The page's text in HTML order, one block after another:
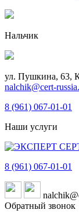
Нальчик
ул. Пушкина, 63,
nalchik@cert-
8 (961) 067-01-01
Наши услуги
8 (961) 067-01-01
Обратный звонок